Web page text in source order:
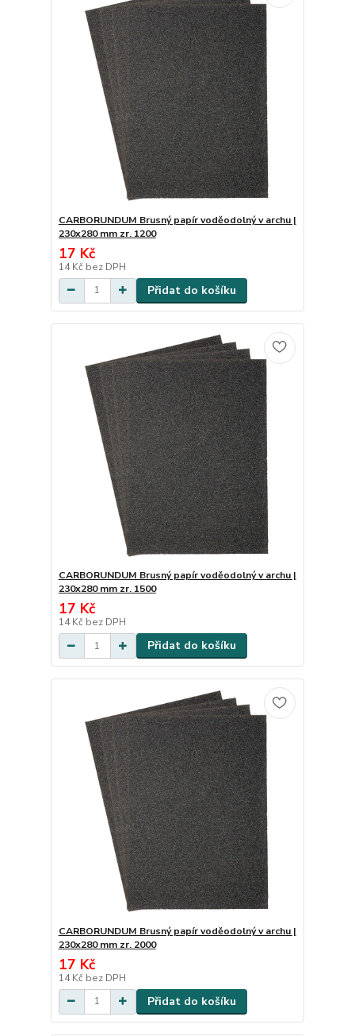
CARBORUNDUM Brusný papír voděodolný v archu |
230x280 mm zr. 1200
17 Kč
14 Kč bez DPH
Přidat do košíku
CARBORUNDUM Brusný papír voděodolný v archu |
230x280 mm zr. 1500
17 Kč
14 Kč bez DPH
Přidat do košíku
CARBORUNDUM Brusný papír voděodolný v archu |
230x280 mm zr. 2000
17 Kč
14 Kč bez DPH
Přidat do košíku